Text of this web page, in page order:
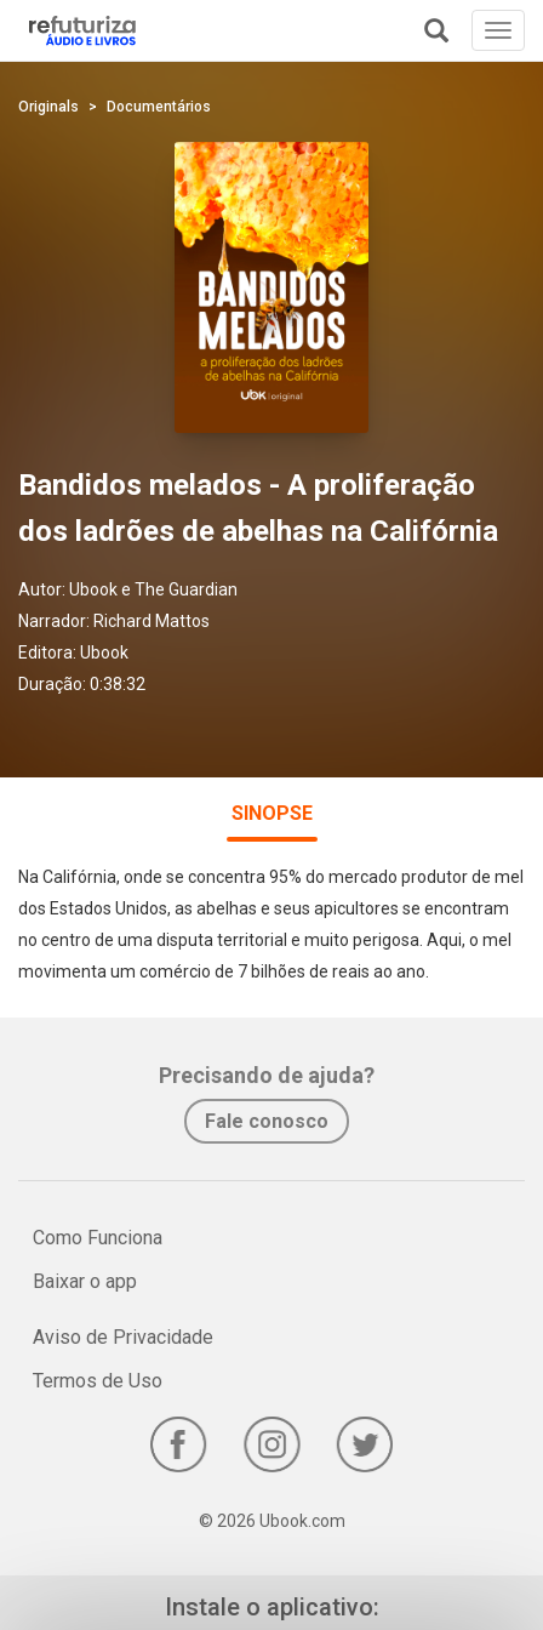
Originals Documentários
Bandidos melados - A proliferação
dos ladrões de abelhas na Califórnia
Autor: Ubook e The Guardian
Narrador: Richard Mattos
Editora: Ubook
Duração: 0:38:32
SINOPSE
Na Califórnia, onde se concentra 95% do mercado produtor de mel
dos Estados Unidos, as abelhas e seus apicultores se encontram
no centro de uma disputa territorial e muito perigosa. Aqui, o mel
movimenta um comércio de 7 bilhões de reais ao ano.
Precisando de ajuda?
Fale conosco
Como Funciona
Baixar o app
Aviso de Privacidade
Termos de Uso
© 2026 Ubook.com
Instale o aplicativo: